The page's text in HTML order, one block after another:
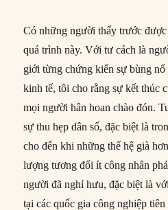
Có những người thấy trước
quá trình này. Với tư cách là
giới từng chứng kiến sự bùng nổ
kinh tế, tôi cho rằng sự kết thúc
mọi người hân hoan chào đón.
sự thu hẹp dân số, đặc biệt là
cho đến khi những thế hệ già
lượng tương đối ít công nhân
người đã nghỉ hưu, đặc biệt là
tại các quốc gia công nghiệp